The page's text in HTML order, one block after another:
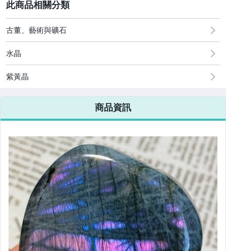
其它
[全店] 周年慶
[全店] 粉絲專享
古董、藝術與礦石
水晶
紫黃晶
商品資訊